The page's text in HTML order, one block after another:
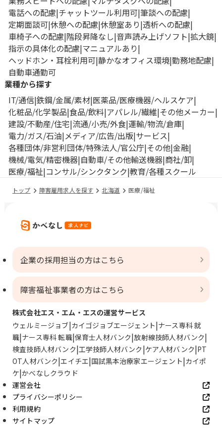
電話への配慮 チャットツール利用可 筆談への配慮
定期面談可 休憩への配慮 休憩室あり 透析への配慮
車椅子への配慮 階段昇降なし 音声読み上げソフト 拡大鏡
指示の具体化の配慮 マニュアルあり
ヘッドホン・耳栓利用可 静かなオフィス環境 勤務地配慮
自動車通勤可
業種から探す
IT/通信 鉄鋼/金属/素材 医薬品/医療機器/ヘルスケア
化粧品/化学製品 食品/飲料 アパレル/繊維 その他メーカー
建設/不動産/住宅 流通/小売/外食 運輸/物流/倉庫
電力/ガス/石油 メディア/広告/出版 サービス
各種団体/非営利団体/特殊法人/官公庁 その他 金融
機械/電気/精密機器 自動車/その他輸送機器 商社/卸
医療/福祉 コンサル/シンクタンク 教育/各種スクール
トップ 障害雇用求人を探す 北海道 医療/福祉
企業の採用担当の方はこちら
障害福祉事業者の方はこちら
株式会社エス・エム・エスの運営サービス
ウェルミージョブ カイゴジョブエージェント ナース専科 就
職 ナース専科 転職 保育士人材バンク 放射線技師人材バンク
検査技師人材バンク 工学技師人材バンク ケア人材バンク PT
OT人材バンク エイチエ 国試黒本治療家エージェント カイポ
ケ かべなしクラウド
運営会社
プライバシーポリシー
利用規約
サイトマップ